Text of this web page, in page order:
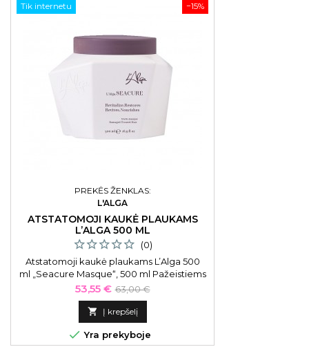
−15%
Tik internetu
PREKĖS ŽENKLAS:
L'ALGA
ATSTATOMOJI KAUKĖ PLAUKAMS
L’ALGA 500 ML
(0)
Atstatomoji kaukė plaukams L’Alga 500
ml „Seacure Masque“, 500 ml Pažeistiems
plaukams.
Kaina
53,55 € Bazinė
kaina
63,00 €
 Į krepšelį
 Yra prekyboje